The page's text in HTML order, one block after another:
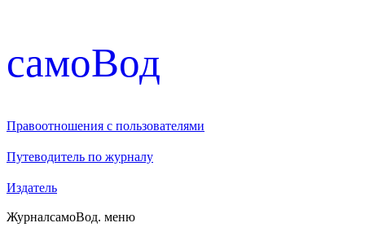
cамоВод
Правоотношения с пользователями
Путеводитель по журналу
Издатель
ЖурналсамоВод. меню